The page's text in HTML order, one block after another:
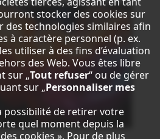
stocker des cookies sur
des technologies similaires afin
à caractère personnel (p. ex.
utiliser à des fins d’évaluation
des Web. Vous êtes libre
sur „Tout refuser“ ou de gérer
sur „Personnaliser mes
possibilité de retirer votre
quel moment depuis la
cookies ». Pour de plus